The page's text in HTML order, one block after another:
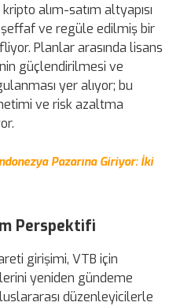
alım-satım altyapısı
ve regüle edilmiş bir
Planlar arasında lisans
güçlendirilmesi ve
yer alıyor; bu
ve risk azaltma
Pazarına Giriyor: İki
Perspektifi
girişimi, VTB için
yeniden gündeme
düzenleyicilerle